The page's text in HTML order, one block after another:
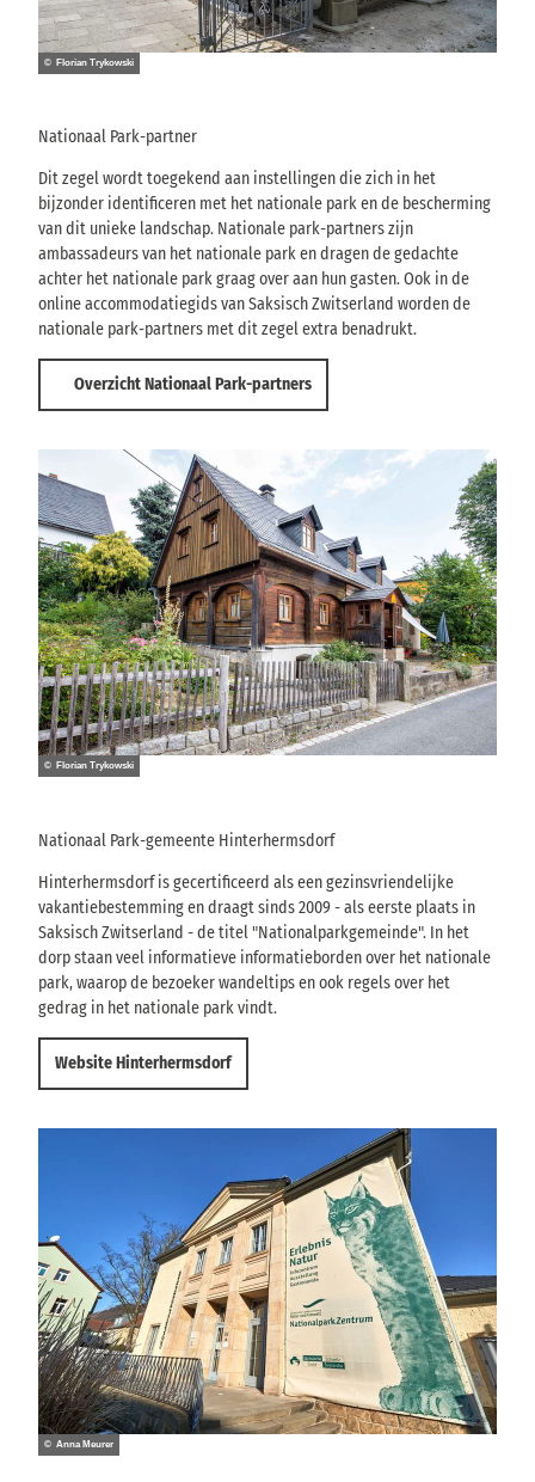
© Florian Trykowski
Nationaal Park-partner
Dit zegel wordt toegekend aan instellingen die zich in het
bijzonder identificeren met het nationale park en de bescherming
van dit unieke landschap. Nationale park-partners zijn
ambassadeurs van het nationale park en dragen de gedachte
achter het nationale park graag over aan hun gasten. Ook in de
online accommodatiegids van Saksisch Zwitserland worden de
nationale park-partners met dit zegel extra benadrukt.
Overzicht Nationaal Park-partners
© Florian Trykowski
Nationaal Park-gemeente Hinterhermsdorf
Hinterhermsdorf is gecertificeerd als een gezinsvriendelijke
vakantiebestemming en draagt sinds 2009 - als eerste plaats in
Saksisch Zwitserland - de titel "Nationalparkgemeinde". In het
dorp staan veel informatieve informatieborden over het nationale
park, waarop de bezoeker wandeltips en ook regels over het
gedrag in het nationale park vindt.
Website Hinterhermsdorf
© Anna Meurer